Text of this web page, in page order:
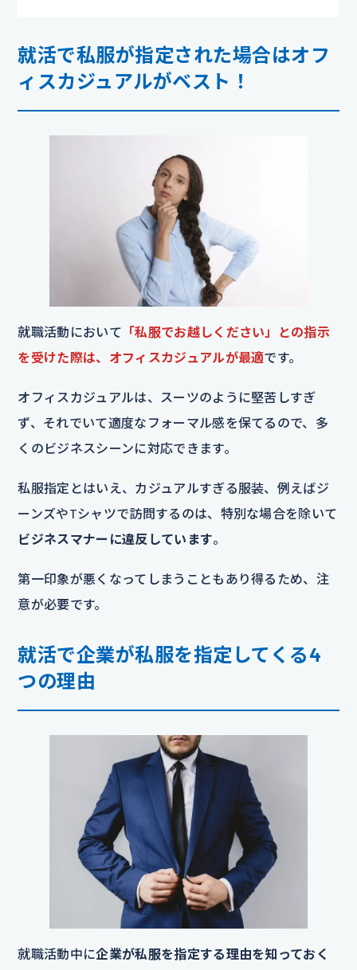
就活で私服が指定された場合はオフ
ィスカジュアルがベスト！
就職活動において 「私服でお越しください」との指示
を受けた際は、オフィスカジュアルが最適です。
オフィスカジュアルは、スーツのように堅苦しすぎ
ず、それでいて適度なフォーマル感を保てるので、多
くのビジネスシーンに対応できます。
私服指定とはいえ、カジュアルすぎる服装、例えばジ
ーンズやTシャツで訪問するのは、特別な場合を除いて
ビジネスマナーに違反しています。
第一印象が悪くなってしまうこともあり得るため、注
意が必要です。
就活で企業が私服を指定してくる4
つの理由
就職活動中に企業が私服を指定する理由を知っておく